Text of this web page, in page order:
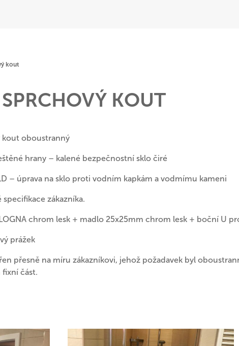
kout
SPRCHOVÝ KOUT
kout oboustranný
hrany – kalené bezpečnostní sklo čiré
– úprava na sklo proti vodním kapkám a vodmímu kameni
zákazníka.
chrom lesk + madlo 25x25mm chrom lesk + boční U
prážek
přesně na míru zákazníkovi, jehož požadavek byl
část.